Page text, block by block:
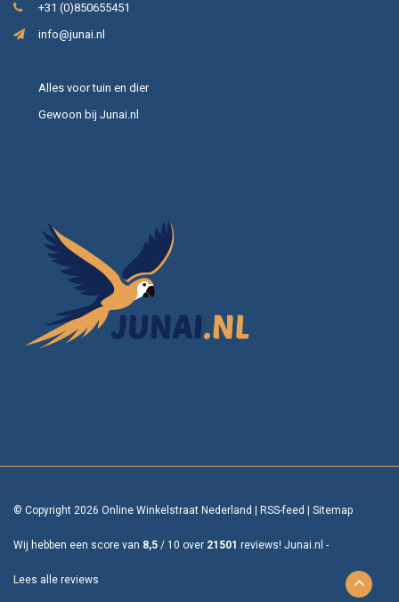
+31 (0)850655451
info@junai.nl
Alles voor tuin en dier
Gewoon bij Junai.nl
© Copyright 2026 Online Winkelstraat Nederland RSS-feed Sitemap
Wij hebben een score van 8,5 / 10 over 21501 reviews! Junai.nl -
Lees alle reviews